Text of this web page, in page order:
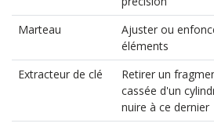
Marteau
Ajuster ou
éléments
Extracteur de clé
Retirer un
cassée d'un
nuire à ce dernier